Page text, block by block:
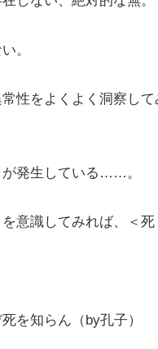
。
性をよくよく洞察し
が発生している……。
意識してみれば、＜
を知らん（by孔子）